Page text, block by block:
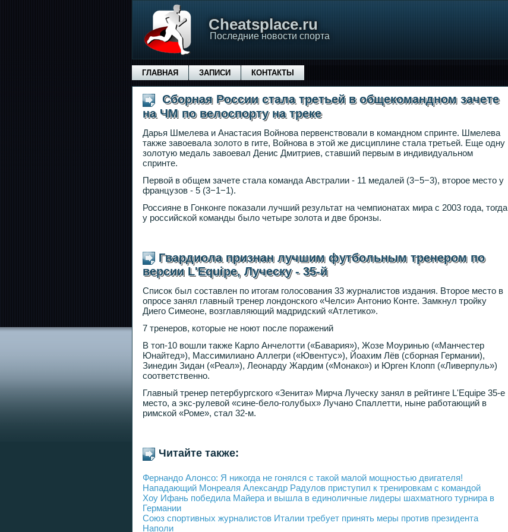
Сheatsplace.ru
Последние новости спорта
ГЛАВНАЯ ЗАПИСИ КОНТАКТЫ
Сборная России стала третьей в общекомандном зачете
на ЧМ по велоспорту на треке
Дарья Шмелева и Анастасия Войнова первенствовали в командном спринте. Шмелева
также завоевала золото в гите, Войнова в этой же дисциплине стала третьей. Еще одну
золотую медаль завоевал Денис Дмитриев, ставший первым в индивидуальном
спринте.
Первой в общем зачете стала команда Австралии - 11 медалей (3−5−3), второе место у
французов - 5 (3−1−1).
Россияне в Гонконге показали лучший результат на чемпионатах мира с 2003 года, тогда
у российской команды было четыре золота и две бронзы.
Гвардиола признан лучшим футбольным тренером по
версии L'Equipe, Луческу - 35-й
Список был составлен по итогам голосования 33 журналистов издания. Второе место в
опросе занял главный тренер лондонского «Челси» Антонио Конте. Замкнул тройку
Диего Симеоне, возглавляющий мадридский «Атлетико».
7 тренеров, которые не ноют после поражений
В топ-10 вошли также Карло Анчелотти («Бавария»), Жозе Моуринью («Манчестер
Юнайтед»), Массимилиано Аллегри («Ювентус»), Йоахим Лёв (сборная Германии),
Зинедин Зидан («Реал»), Леонарду Жардим («Монако») и Юрген Клопп («Ливерпуль»)
соответственно.
Главный тренер петербургского «Зенита» Мирча Луческу занял в рейтинге L'Equipe 35-е
место, а экс-рулевой «сине-бело-голубых» Лучано Спаллетти, ныне работающий в
римской «Роме», стал 32-м.
Читайте также:
Фернандо Алонсо: Я никогда не гонялся с такой малой мощностью двигателя!
Нападающий Монреаля Александр Радулов приступил к тренировкам с командой
Хоу Ифань победила Майера и вышла в единоличные лидеры шахматного турнира в
Германии
Союз спортивных журналистов Италии требует принять меры против президента
Наполи